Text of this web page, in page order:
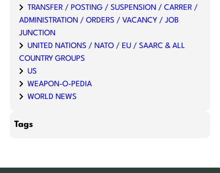
TRANSFER / POSTING / SUSPENSION / CARRER /
ADMINISTRATION / ORDERS / VACANCY / JOB
JUNCTION
UNITED NATIONS / NATO / EU / SAARC & ALL
COUNTRY GROUPS
US
WEAPON-O-PEDIA
WORLD NEWS
Tags